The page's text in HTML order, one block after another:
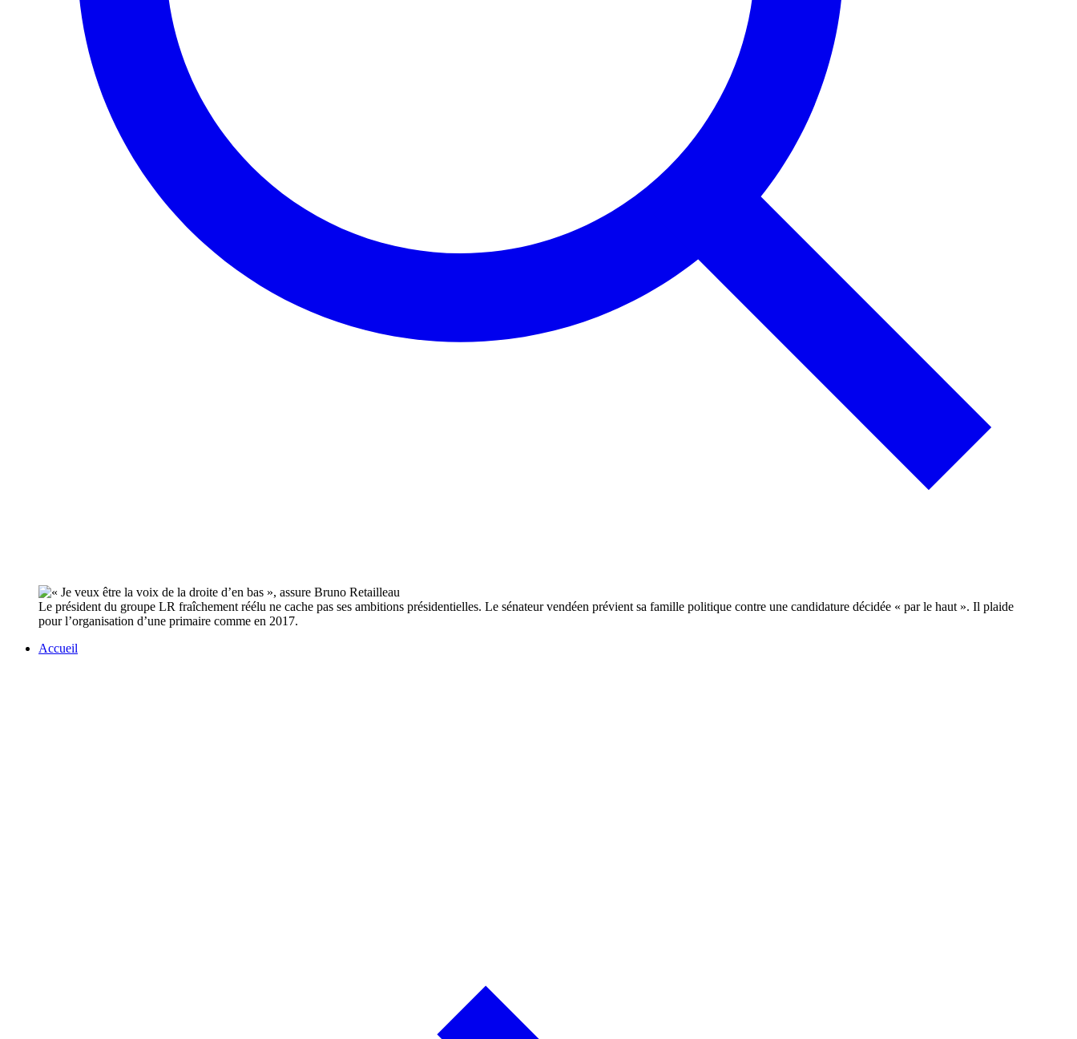
Le président du groupe LR fraîchement réélu ne cache pas ses ambitions présidentielles. Le sénateur vendéen prévient sa famille politique contre une candidature décidée « par le haut ». Il plaide
pour l’organisation d’une primaire comme en 2017.
Accueil